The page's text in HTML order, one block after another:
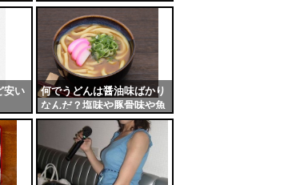
道路
メ
、
る？
安い
何でうどんは醤油味ばかり
なんだ？塩味や豚骨味や魚
介味や坦々味が有ってもい